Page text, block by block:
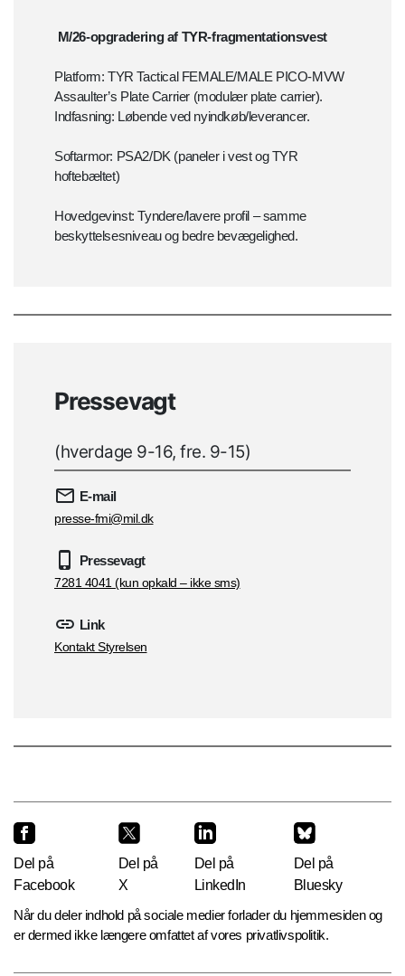
M/26-opgradering af TYR-fragmentationsvest
Platform: TYR Tactical FEMALE/MALE PICO-MVW
Assaulter’s Plate Carrier (modulær plate carrier).
Indfasning: Løbende ved nyindkøb/leverancer.
Softarmor: PSA2/DK (paneler i vest og TYR
hoftebæltet)
Hovedgevinst: Tyndere/lavere profil – samme
beskyttelsesniveau og bedre bevægelighed.
Pressevagt
(hverdage 9-16, fre. 9-15)
E-mail
presse-fmi@mil.dk
Pressevagt
7281 4041 (kun opkald – ikke sms)
Link
Kontakt Styrelsen
Del på
Facebook
Del på
X
Del på
LinkedIn
Del på
Bluesky
Når du deler indhold på sociale medier forlader du hjemmesiden og
er dermed ikke længere omfattet af vores privatlivspolitik.